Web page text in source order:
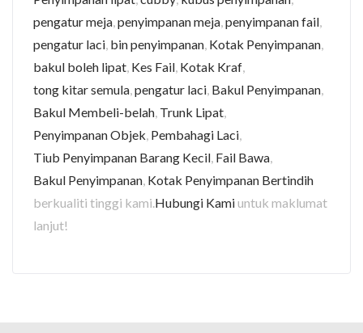
pengatur meja penyimpanan meja penyimpanan fail
pengatur laci bin penyimpanan Kotak Penyimpanan
bakul boleh lipat Kes Fail Kotak Kraf
tong kitar semula pengatur laci Bakul Penyimpanan
Bakul Membeli-belah Trunk Lipat
Penyimpanan Objek Pembahagi Laci
Tiub Penyimpanan Barang Kecil Fail Bawa
Bakul Penyimpanan Kotak Penyimpanan Bertindih
berkualiti tinggi kami. Hubungi Kamiuntuk maklumat
lanjut!